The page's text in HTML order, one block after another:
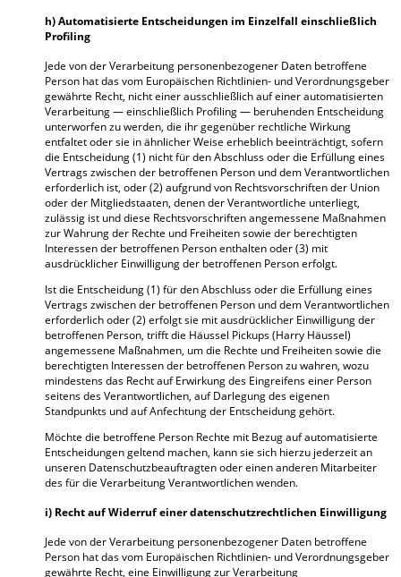
h) Automatisierte Entscheidungen im Einzelfall einschließlich
Profiling
Jede von der Verarbeitung personenbezogener Daten betroffene
Person hat das vom Europäischen Richtlinien- und Verordnungsgeber
gewährte Recht, nicht einer ausschließlich auf einer automatisierten
Verarbeitung — einschließlich Profiling — beruhenden Entscheidung
unterworfen zu werden, die ihr gegenüber rechtliche Wirkung
entfaltet oder sie in ähnlicher Weise erheblich beeinträchtigt, sofern
die Entscheidung (1) nicht für den Abschluss oder die Erfüllung eines
Vertrags zwischen der betroffenen Person und dem Verantwortlichen
erforderlich ist, oder (2) aufgrund von Rechtsvorschriften der Union
oder der Mitgliedstaaten, denen der Verantwortliche unterliegt,
zulässig ist und diese Rechtsvorschriften angemessene Maßnahmen
zur Wahrung der Rechte und Freiheiten sowie der berechtigten
Interessen der betroffenen Person enthalten oder (3) mit
ausdrücklicher Einwilligung der betroffenen Person erfolgt.
Ist die Entscheidung (1) für den Abschluss oder die Erfüllung eines
Vertrags zwischen der betroffenen Person und dem Verantwortlichen
erforderlich oder (2) erfolgt sie mit ausdrücklicher Einwilligung der
betroffenen Person, trifft die Häussel Pickups (Harry Häussel)
angemessene Maßnahmen, um die Rechte und Freiheiten sowie die
berechtigten Interessen der betroffenen Person zu wahren, wozu
mindestens das Recht auf Erwirkung des Eingreifens einer Person
seitens des Verantwortlichen, auf Darlegung des eigenen
Standpunkts und auf Anfechtung der Entscheidung gehört.
Möchte die betroffene Person Rechte mit Bezug auf automatisierte
Entscheidungen geltend machen, kann sie sich hierzu jederzeit an
unseren Datenschutzbeauftragten oder einen anderen Mitarbeiter
des für die Verarbeitung Verantwortlichen wenden.
i) Recht auf Widerruf einer datenschutzrechtlichen Einwilligung
Jede von der Verarbeitung personenbezogener Daten betroffene
Person hat das vom Europäischen Richtlinien- und Verordnungsgeber
gewährte Recht, eine Einwilligung zur Verarbeitung